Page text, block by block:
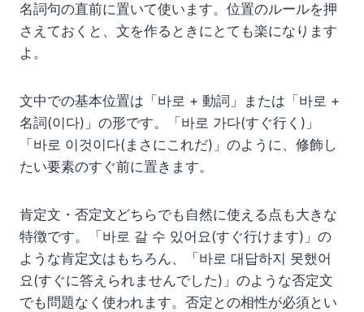
名詞句の直前に置いて使います。位置のルールを押
さえておくと、文を作るときにとても楽になります
よ。
文中での基本位置は「바로 + 動詞」または「바로 +
名詞(이다)」の形です。「바로 가다(すぐ行く)」
「바로 이것이다(まさにこれだ)」のように、修飾し
たい要素のすぐ前に置きます。
肯定文・否定文どちらでも自然に使える点も大きな
特徴です。「바로 갈 수 있어요(すぐ行けます)」の
ような肯定文はもちろん、「바로 대답하지 못했어
요(すぐに答えられませんでした)」のような否定文
でも問題なく使われます。否定との相性が必須とい